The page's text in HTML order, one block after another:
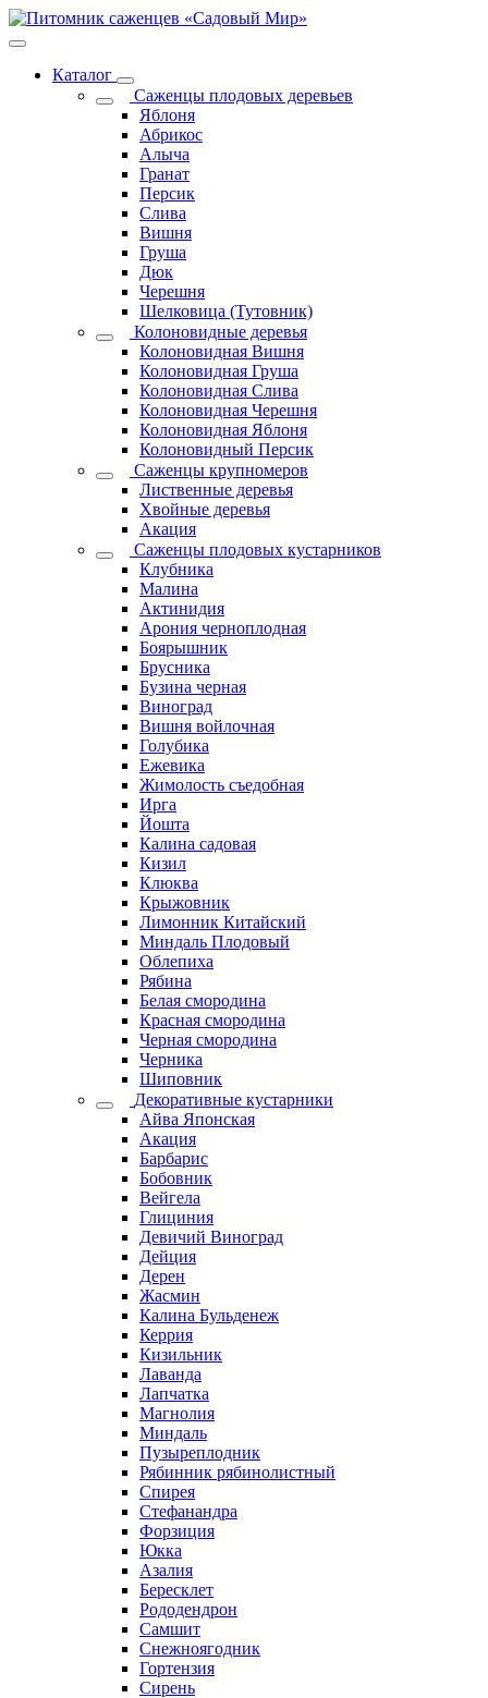
Каталог
Саженцы плодовых деревьев
Яблоня
Абрикос
Алыча
Гранат
Персик
Слива
Вишня
Груша
Дюк
Черешня
Шелковица (Тутовник)
Колоновидные деревья
Колоновидная Вишня
Колоновидная Груша
Колоновидная Слива
Колоновидная Черешня
Колоновидная Яблоня
Колоновидный Персик
Саженцы крупномеров
Лиственные деревья
Хвойные деревья
Акация
Саженцы плодовых кустарников
Клубника
Малина
Актинидия
Арония черноплодная
Боярышник
Брусника
Бузина черная
Виноград
Вишня войлочная
Голубика
Ежевика
Жимолость съедобная
Ирга
Йошта
Калина садовая
Кизил
Клюква
Крыжовник
Лимонник Китайский
Миндаль Плодовый
Облепиха
Рябина
Белая смородина
Красная смородина
Черная смородина
Черника
Шиповник
Декоративные кустарники
Айва Японская
Акация
Барбарис
Бобовник
Вейгела
Глициния
Девичий Виноград
Дейция
Дерен
Жасмин
Калина Бульденеж
Керрия
Кизильник
Лаванда
Лапчатка
Магнолия
Миндаль
Пузыреплодник
Рябинник рябинолистный
Спирея
Стефанандра
Форзиция
Юкка
Азалия
Бересклет
Рододендрон
Самшит
Снежноягодник
Гортензия
Сирень